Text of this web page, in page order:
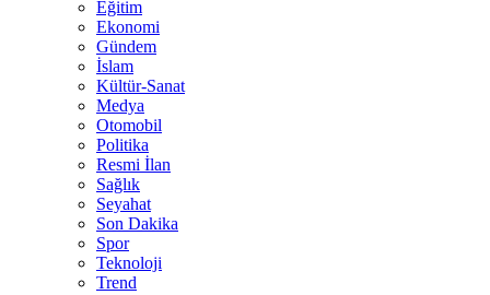
Eğitim
Ekonomi
Gündem
İslam
Kültür-Sanat
Medya
Otomobil
Politika
Resmi İlan
Sağlık
Seyahat
Son Dakika
Spor
Teknoloji
Trend